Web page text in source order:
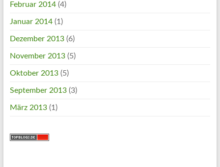
Februar 2014(4)
Januar 2014(1)
Dezember 2013(6)
November 2013(5)
Oktober 2013(5)
September 2013(3)
März 2013(1)